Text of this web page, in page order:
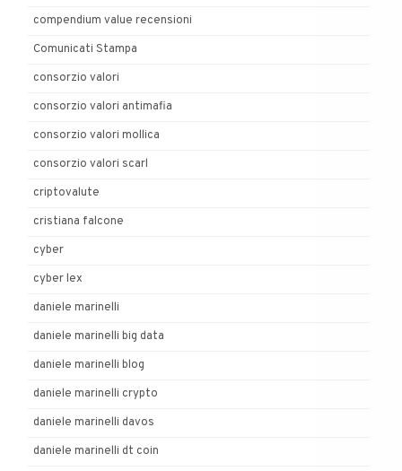
compendium value recensioni
Comunicati Stampa
consorzio valori
consorzio valori antimafia
consorzio valori mollica
consorzio valori scarl
criptovalute
cristiana falcone
cyber
cyber lex
daniele marinelli
daniele marinelli big data
daniele marinelli blog
daniele marinelli crypto
daniele marinelli davos
daniele marinelli dt coin